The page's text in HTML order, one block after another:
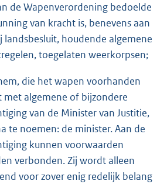
de Wapenverordening bedoelde
van kracht is, benevens aan
landsbesluit, houdende algemene
toegelaten weerkorpsen;
die het wapen voorhanden
met algemene of bijzondere
van de Minister van Justitie,
te noemen: de minister. Aan de
kunnen voorwaarden
verbonden. Zij wordt alleen
voor zover enig redelijk belang